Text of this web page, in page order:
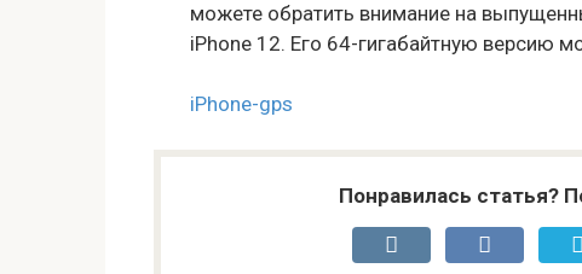
можете обратить внимание на
iPhone 12. Его 64-гигабайтную версию
iPhone-gps
Понравилась статья?